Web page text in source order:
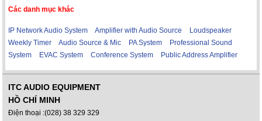
Các danh mục khác
IP Network Audio System Amplifier with Audio Source
Loudspeaker
Weekly Timer
Audio Source & Mic PA System
Professional Sound
System
EVAC System Conference System Public Address Amplifier
ITC AUDIO EQUIPMENT
HỒ CHÍ MINH
Điện thoại :(028) 38 329 329